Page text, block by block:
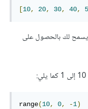
[10, 20, 30, 40,
يسمح لك بالحصول على
range(10, 0, -1)